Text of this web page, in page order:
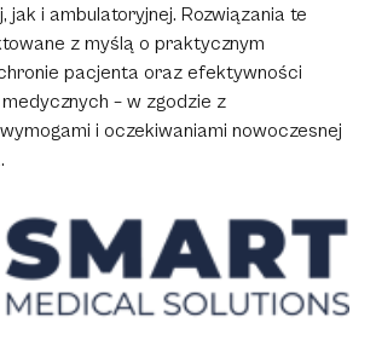
jak i ambulatoryjnej. Rozwiązania te
z myślą o praktycznym
pacjenta oraz efektywności
– w zgodzie z
i oczekiwaniami nowoczesnej